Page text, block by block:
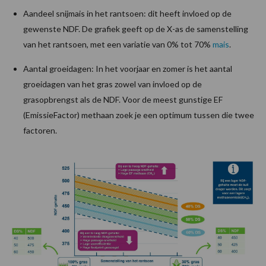
Aandeel snijmais in het rantsoen: dit heeft invloed op de
gewenste NDF. De grafiek geeft op de X-as de samenstelling
van het rantsoen, met een variatie van 0% tot 70% mais.
Aantal groeidagen: In het voorjaar en zomer is het aantal
groeidagen van het gras zowel van invloed op de
grasopbrengst als de NDF. Voor de meest gunstige EF
(EmissieFactor) methaan zoek je een optimum tussen die twee
factoren.